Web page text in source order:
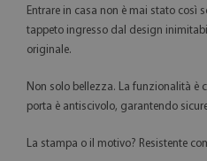
Entrare in casa non è mai stato così
tappeto ingresso dal design
originale.
Non solo bellezza. La funzionalità è
porta è antiscivolo, garantendo
La stampa o il motivo? Resistente